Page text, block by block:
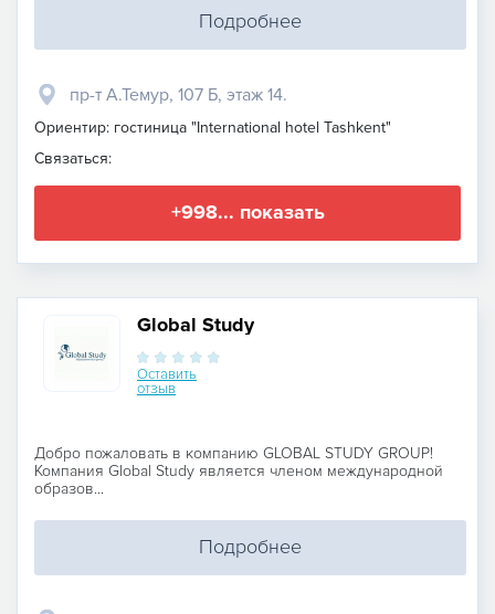
Подробнее
пр-т А.Темур, 107 Б, этаж 14.
Ориентир: гостиница "International hotel Tashkent"
Связаться:
+998... показать
Global Study
Оставить
отзыв
Добро пожаловать в компанию GLOBAL STUDY GROUP!
Компания Global Study является членом международной
образов...
Подробнее